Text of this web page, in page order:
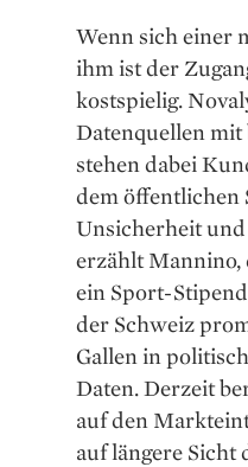
Wenn sich einer
ihm ist der
kostspielig.
Datenquellen
stehen dabei
dem öffentlichen
Unsicherheit und
erzählt Mannino,
ein Sport-
der Schweiz
Gallen in
Daten. Derzeit
auf den
auf längere Sicht